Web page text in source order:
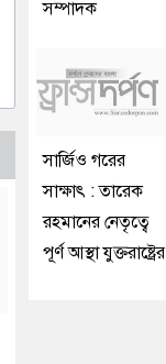
সম্পাদক
সার্জিও গরের
সাক্ষাৎ : তারেক
রহমানের নেতৃত্বে
পূর্ণ আস্থা যুক্তরাষ্ট্রের